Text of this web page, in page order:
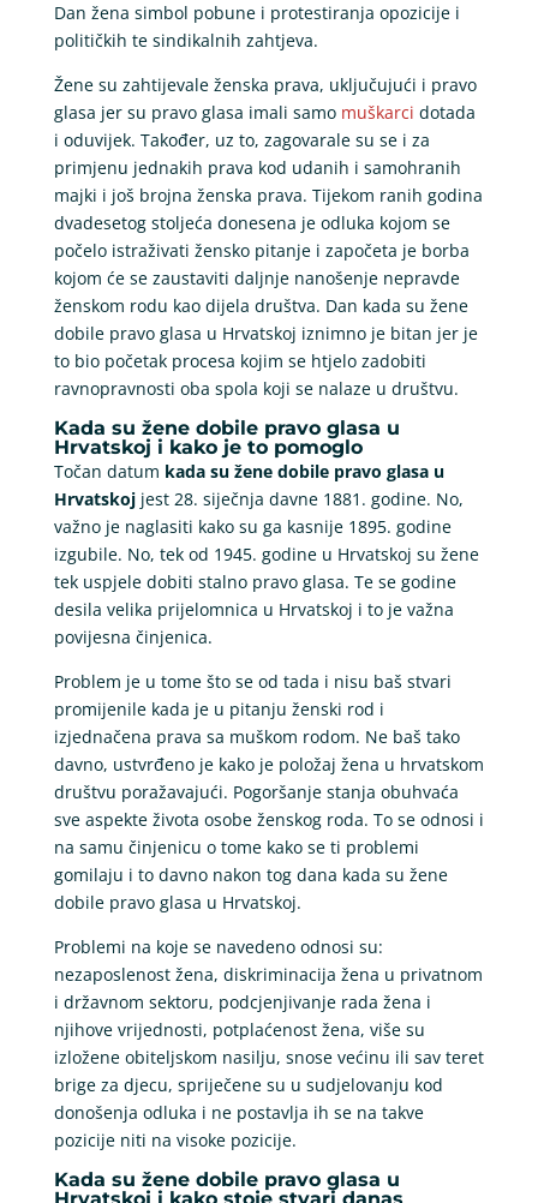
Dan žena simbol pobune i protestiranja opozicije i
političkih te sindikalnih zahtjeva.
Žene su zahtijevale ženska prava, uključujući i pravo
glasa jer su pravo glasa imali samo muškarci dotada
i oduvijek. Također, uz to, zagovarale su se i za
primjenu jednakih prava kod udanih i samohranih
majki i još brojna ženska prava. Tijekom ranih godina
dvadesetog stoljeća donesena je odluka kojom se
počelo istraživati žensko pitanje i započeta je borba
kojom će se zaustaviti daljnje nanošenje nepravde
ženskom rodu kao dijela društva. Dan kada su žene
dobile pravo glasa u Hrvatskoj iznimno je bitan jer je
to bio početak procesa kojim se htjelo zadobiti
ravnopravnosti oba spola koji se nalaze u društvu.
Kada su žene dobile pravo glasa u
Hrvatskoj i kako je to pomoglo
Točan datum kada su žene dobile pravo glasa u
Hrvatskojjest 28. siječnja davne 1881. godine. No,
važno je naglasiti kako su ga kasnije 1895. godine
izgubile. No, tek od 1945. godine u Hrvatskoj su žene
tek uspjele dobiti stalno pravo glasa. Te se godine
desila velika prijelomnica u Hrvatskoj i to je važna
povijesna činjenica.
Problem je u tome što se od tada i nisu baš stvari
promijenile kada je u pitanju ženski rod i
izjednačena prava sa muškom rodom. Ne baš tako
davno, ustvrđeno je kako je položaj žena u hrvatskom
društvu poražavajući. Pogoršanje stanja obuhvaća
sve aspekte života osobe ženskog roda. To se odnosi i
na samu činjenicu o tome kako se ti problemi
gomilaju i to davno nakon tog dana kada su žene
dobile pravo glasa u Hrvatskoj.
Problemi na koje se navedeno odnosi su:
nezaposlenost žena, diskriminacija žena u privatnom
i državnom sektoru, podcjenjivanje rada žena i
njihove vrijednosti, potplaćenost žena, više su
izložene obiteljskom nasilju, snose većinu ili sav teret
brige za djecu, spriječene su u sudjelovanju kod
donošenja odluka i ne postavlja ih se na takve
pozicije niti na visoke pozicije.
Kada su žene dobile pravo glasa u